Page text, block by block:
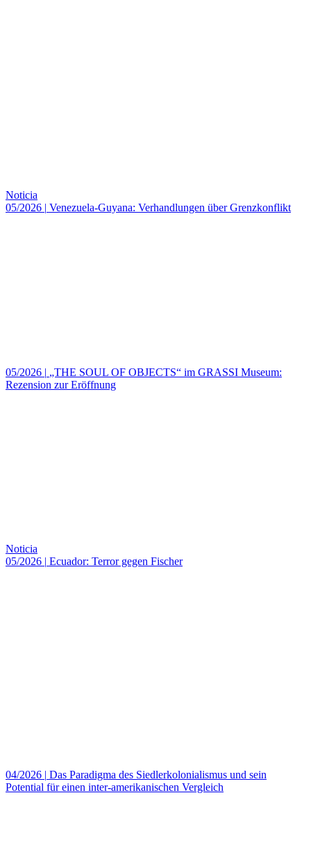
Noticia
05/2026 | Venezuela-Guyana: Verhandlungen über Grenzkonflikt
05/2026 | „THE SOUL OF OBJECTS“ im GRASSI Museum:
Rezension zur Eröffnung
Noticia
05/2026 | Ecuador: Terror gegen Fischer
04/2026 | Das Paradigma des Siedlerkolonialismus und sein
Potential für einen inter-amerikanischen Vergleich